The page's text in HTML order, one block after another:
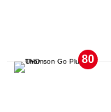
80